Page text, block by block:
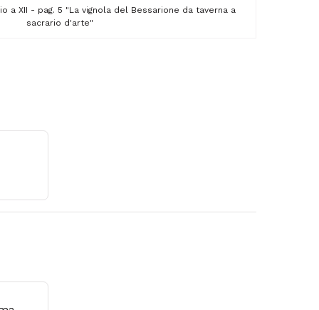
a XII - pag. 5 "La vignola del Bessarione da taverna a
sacrario d'arte"